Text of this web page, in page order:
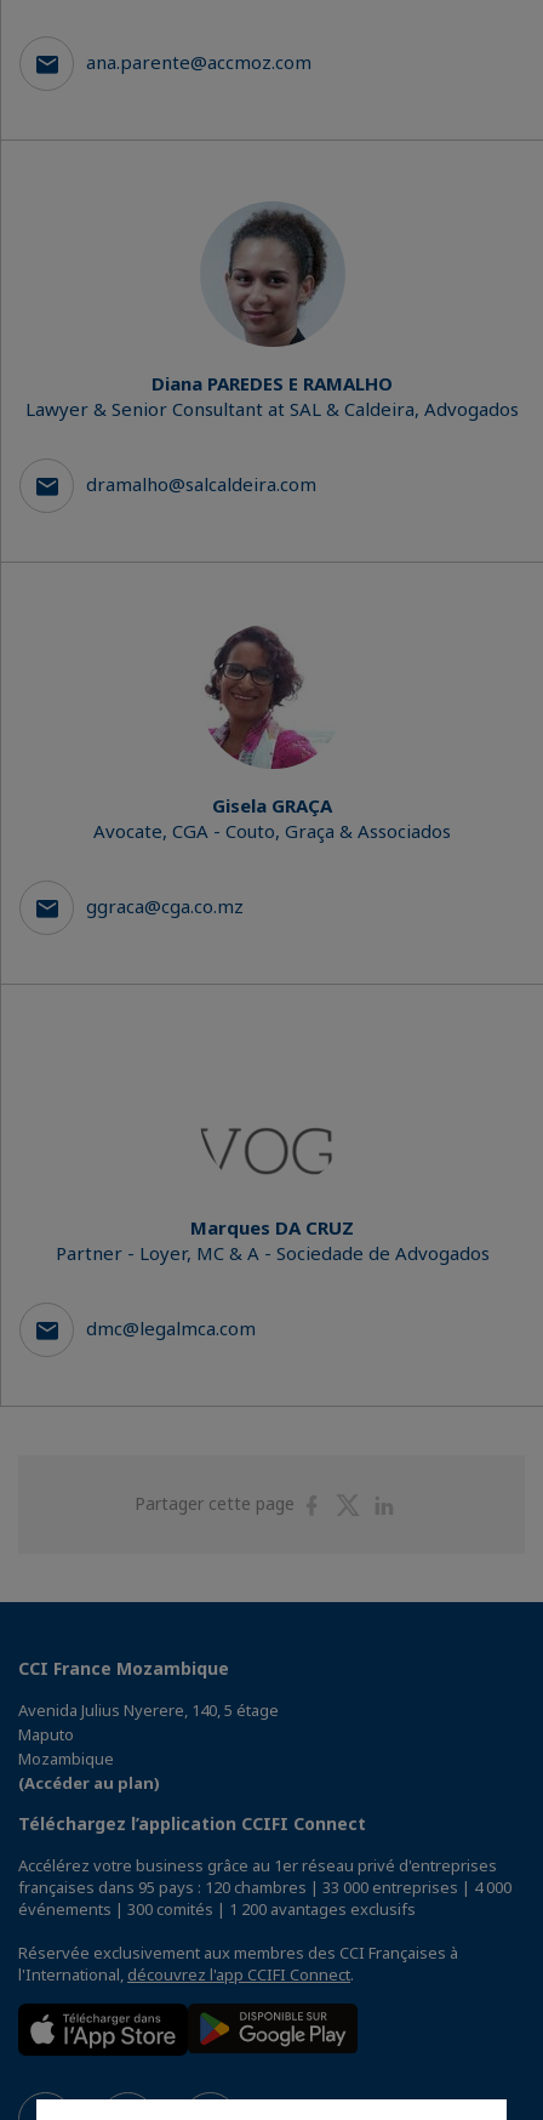
ana.parente@accmoz.com
Diana PAREDES E RAMALHO
Lawyer & Senior Consultant at SAL & Caldeira, Advogados
dramalho@salcaldeira.com
Gisela GRAÇA
Avocate, CGA - Couto, Graça & Associados
ggraca@cga.co.mz
Marques DA CRUZ
Partner - Loyer, MC & A - Sociedade de Advogados
dmc@legalmca.com
Partager cette page
PartagerPartager
CCI France Mozambique
Avenida Julius Nyerere, 140, 5 étage
Maputo
Mozambique
(Accéder au plan)
Téléchargez l’application CCIFI Connect
Accélérez votre business grâce au 1er réseau privé d'entreprises
françaises dans 95 pays : 120 chambres | 33 000 entreprises | 4 000
événements | 300 comités | 1 200 avantages exclusifs
Réservée exclusivement aux membres des CCI Françaises à
l'International, découvrez l'app CCIFI Connect.